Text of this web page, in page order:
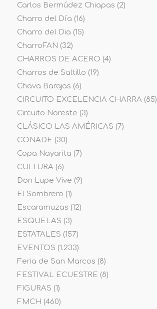
Carlos Bermúdez Chiapas (2)
Charro del Día (16)
Charro del Dia (15)
CharroFAN (32)
CHARROS DE ACERO (4)
Charros de Saltillo (19)
Chava Barajas (6)
CIRCUITO EXCELENCIA CHARRA(85)
Circuito Noreste (3)
CLÁSICO LAS AMÉRICAS (7)
CONADE (30)
Copa Nayarita (7)
CULTURA(6)
Don Lupe Vive (9)
El Sombrero (1)
Escaramuzas (12)
ESQUELAS (3)
ESTATALES (157)
EVENTOS (1.233)
Feria de San Marcos (8)
FESTIVAL ECUESTRE (8)
FIGURAS (1)
FMCH (460)